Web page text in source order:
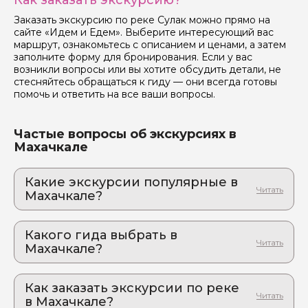
Заказать экскурсию по реке Сулак можно прямо на
сайте «Идем и Едем». Выберите интересующий вас
маршрут, ознакомьтесь с описанием и ценами, а затем
заполните форму для бронирования. Если у вас
возникли вопросы или вы хотите обсудить детали, не
стесняйтесь обращаться к гиду — они всегда готовы
помочь и ответить на все ваши вопросы.
Частые вопросы об экскурсиях в
Махачкале
Какие экскурсии популярные в
Махачкале?
легенды древнего Дербента. Выезд из
Махачкалы
Путешествие в город, который видел рождение
цивилизаций: чуду, зиндан, ханские бани и
панорамы Каспия
2. Сулакский каньон, бархан Сарыкум и
Какого гида выбрать в
Махачкале?
2. Константин.К 317
Как заказать экскурсии по реке
в Махачкале?